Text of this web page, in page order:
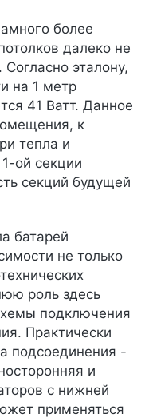
более
далеко не
эталону,
на 1 метр
41 Ватт. Данное
к
тепла и
ой секции
секций будущей
батарей
не только
роль здесь
подключения
Практически
подсоединения -
и
с нижней
применяться